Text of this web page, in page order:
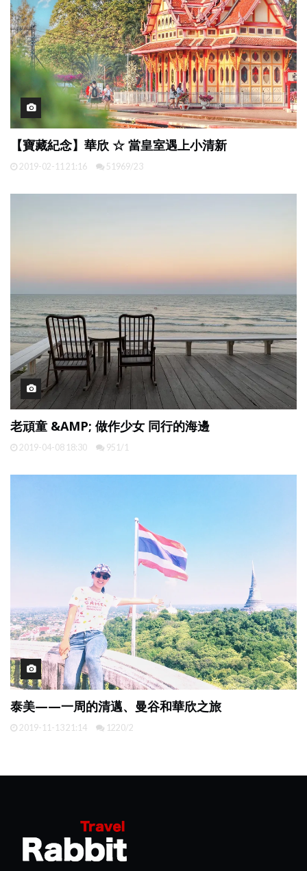
【寶藏紀念】華欣 ☆ 當皇室遇上小清新
2019-02-11 21:16 51969/23
老頑童 &AMP; 做作少女 同行的海邊
2019-04-08 18:30 951/1
泰美——一周的清邁、曼谷和華欣之旅
2019-11-13 21:14 1220/2